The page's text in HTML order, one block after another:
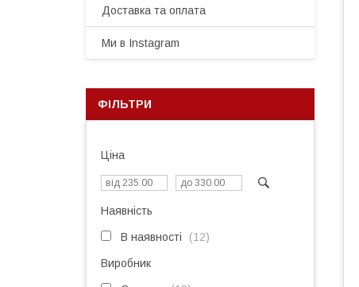
Доставка та оплата
Ми в Instagram
ФІЛЬТРИ
Ціна
Наявність
В наявності 12
Виробник